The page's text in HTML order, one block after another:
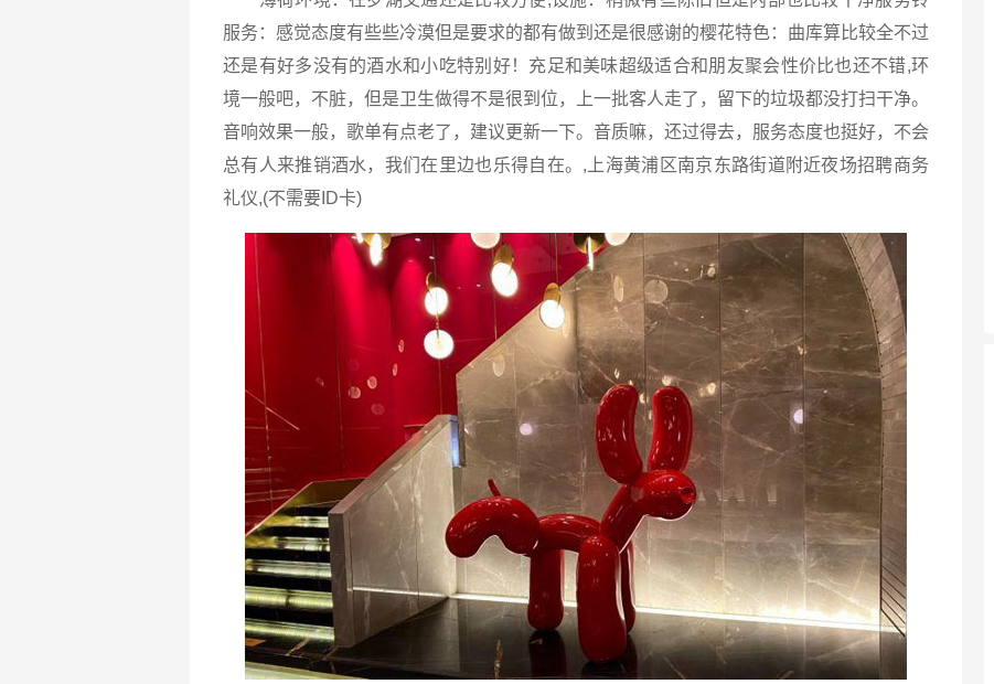
服务：感觉态度有些些冷漠但是要求的都有做到还是很感谢的樱花特色：曲库算比较全不过
还是有好多没有的酒水和小吃特别好！充足和美味超级适合和朋友聚会性价比也还不错,环
境一般吧，不脏，但是卫生做得不是很到位，上一批客人走了，留下的垃圾都没打扫干净。
音响效果一般，歌单有点老了，建议更新一下。音质嘛，还过得去，服务态度也挺好，不会
总有人来推销酒水，我们在里边也乐得自在。,上海黄浦区南京东路街道附近夜场招聘商务
礼仪,(不需要ID卡)